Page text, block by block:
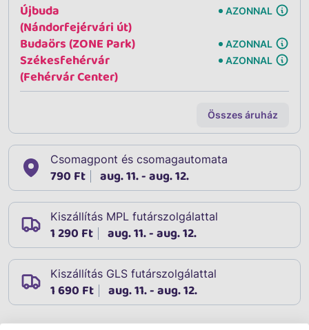
Újbuda
(Nándorfejérvári út)
AZONNAL
Budaörs (ZONE Park) AZONNAL
Székesfehérvár
(Fehérvár Center)
AZONNAL
Összes áruház
Csomagpont és csomagautomata
790 Ft aug. 11. - aug. 12.
Kiszállítás MPL futárszolgálattal
1 290 Ft aug. 11. - aug. 12.
Kiszállítás GLS futárszolgálattal
1 690 Ft aug. 11. - aug. 12.